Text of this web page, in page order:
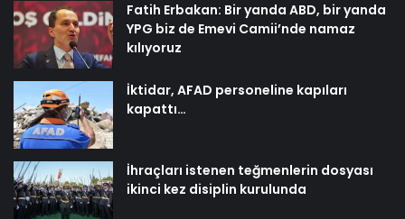
Fatih Erbakan: Bir yanda ABD, bir yanda
YPG biz de Emevi Camii’nde namaz
kılıyoruz
İktidar, AFAD personeline kapıları
kapattı…
İhraçları istenen teğmenlerin dosyası
ikinci kez disiplin kurulunda